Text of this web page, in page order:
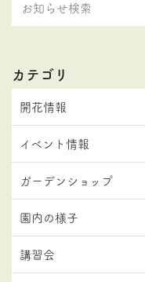
カテゴリ
開花情報
イベント情報
ガーデンショップ
園内の様子
講習会